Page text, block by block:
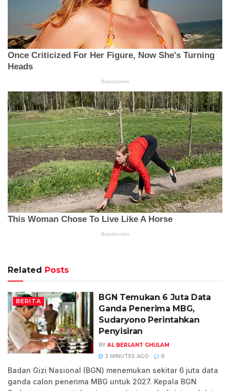
Related Posts
BERITA
BGN Temukan 6 Juta Data
Ganda Penerima MBG,
Sudaryono Perintahkan
Penyisiran
BY AL BERLANT GHULAM
3 MINUTES AGO
0
Badan Gizi Nasional (BGN) menemukan sekitar 6 juta data
ganda calon penerima MBG untuk 2027. Kepala BGN